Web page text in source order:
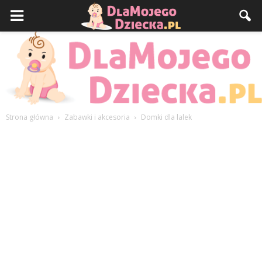
Strona główna Zabawki i akcesoria Domki dla lalek